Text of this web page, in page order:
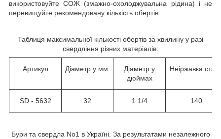
використовуйте СОЖ (змажно-охолоджувальна рідина) і не
перевищуйте рекомендовану кількість обертів.
Таблиця максимальної кількості обертів за хвилину у разі
свердління різних матеріалів:
Артикул Діаметр у мм.
Діаметр у
дюймах
Неіржавка
SD - 5632 32 1 1/4 140
Бури та свердла No1 в Україні. За результатами незалежного